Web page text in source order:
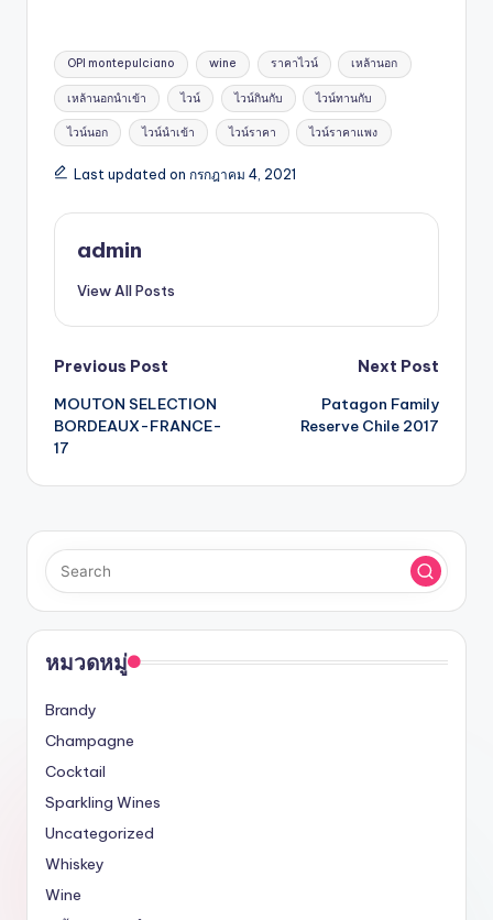
OPI montepulciano wine ราคาไวน์ เหล้านอก
เหล้านอกนำเข้า ไวน์ ไวน์กินกับ ไวน์ทานกับ
ไวน์นอก ไวน์นำเข้า ไวน์ราคา ไวน์ราคาแพง
Last updated on กรกฎาคม 4, 2021
admin
View All Posts
Previous Post
MOUTON SELECTION
BORDEAUX-FRANCE-
17
Next Post
Patagon Family
Reserve Chile 2017
หมวดหมู่
Brandy
Champagne
Cocktail
Sparkling Wines
Uncategorized
Whiskey
Wine